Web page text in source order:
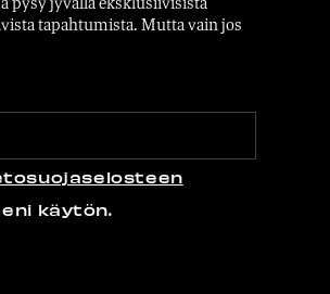
tapahtumista. Mutta vain jos
käytön.